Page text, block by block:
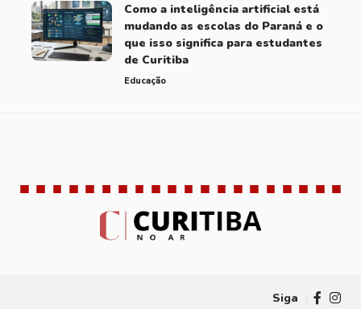
Como a inteligência artificial está
mudando as escolas do Paraná e o
que isso significa para estudantes
de Curitiba
Educação
Siga